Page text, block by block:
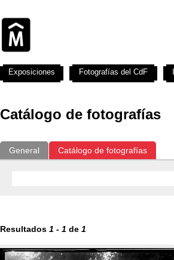
Catálogo de fotografías
General Catálogo de fotografías
Resultados 1 - 1 de 1
Exposiciones Fotografías del CdF